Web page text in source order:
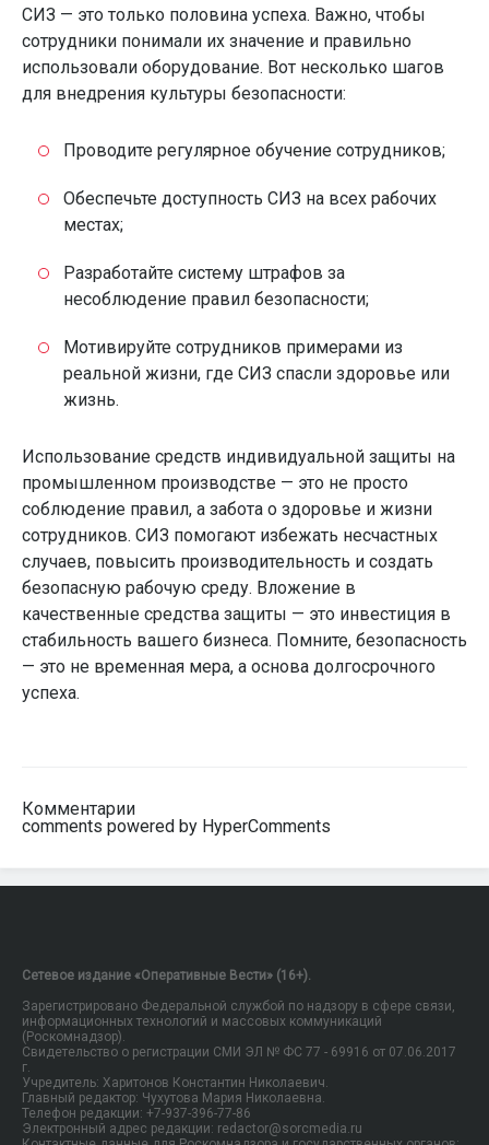
СИЗ — это только половина успеха. Важно, чтобы
сотрудники понимали их значение и правильно
использовали оборудование. Вот несколько шагов
для внедрения культуры безопасности:
Проводите регулярное обучение сотрудников;
Обеспечьте доступность СИЗ на всех рабочих
местах;
Разработайте систему штрафов за
несоблюдение правил безопасности;
Мотивируйте сотрудников примерами из
реальной жизни, где СИЗ спасли здоровье или
жизнь.
Использование средств индивидуальной защиты на
промышленном производстве — это не просто
соблюдение правил, а забота о здоровье и жизни
сотрудников. СИЗ помогают избежать несчастных
случаев, повысить производительность и создать
безопасную рабочую среду. Вложение в
качественные средства защиты — это инвестиция в
стабильность вашего бизнеса. Помните, безопасность
— это не временная мера, а основа долгосрочного
успеха.
Комментарии
comments powered by HyperComments
Сетевое издание «Оперативные Вести» (16+).
Зарегистрировано Федеральной службой по надзору в сфере связи,
информационных технологий и массовых коммуникаций
(Роскомнадзор).
Свидетельство о регистрации СМИ ЭЛ № ФС 77 - 69916 от 07.06.2017
г.
Учредитель: Харитонов Константин Николаевич.
Главный редактор: Чухутова Мария Николаевна.
Телефон редакции: +7-937-396-77-86
Электронный адрес редакции: redactor@sorcmedia.ru